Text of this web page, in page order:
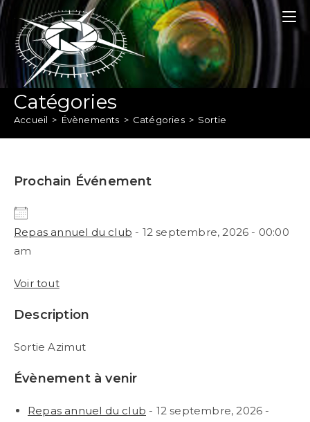
Skip
to
content
Catégories
Accueil > Évènements > Catégories > Sortie
Prochain Événement
Repas annuel du club - 12 septembre, 2026 - 00:00
am
Voir tout
Description
Sortie Azimut
Évènement à venir
Repas annuel du club - 12 septembre, 2026 -